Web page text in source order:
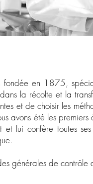
fondée en 1875,
la récolte et la
et de choisir les
avons été les
et lui confère toutes ses
générales de contrôle